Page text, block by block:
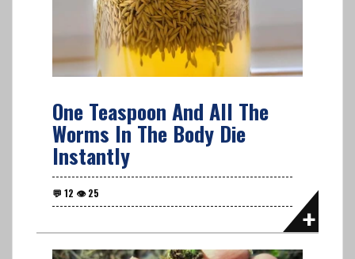
One Teaspoon And All The
Worms In The Body Die
Instantly